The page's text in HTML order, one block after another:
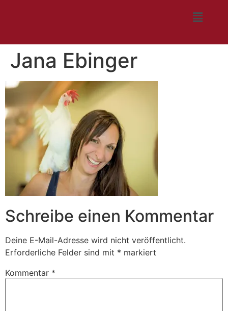
Jana Ebinger
Schreibe einen Kommentar
Deine E-Mail-Adresse wird nicht veröffentlicht.
Erforderliche Felder sind mit * markiert
Kommentar *